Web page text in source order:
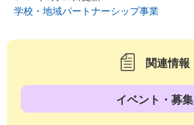
学校・地域パートナーシップ事業
関連情報
イベント・募集